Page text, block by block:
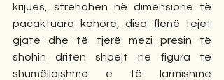
krijues, strehohen në dimensione të
pacaktuara kohore, disa flenë tejet
gjatë dhe të tjerë mezi presin të
shohin dritën shpejt në figura të
shumëllojshme e të larmishme